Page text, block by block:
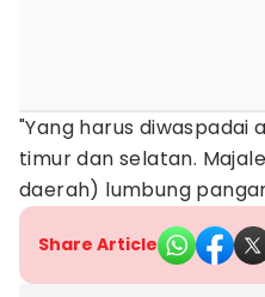
"Yang harus diwaspadai
timur dan selatan.
daerah) lumbung
Share Article